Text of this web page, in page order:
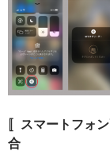
〚スマートフォ
合